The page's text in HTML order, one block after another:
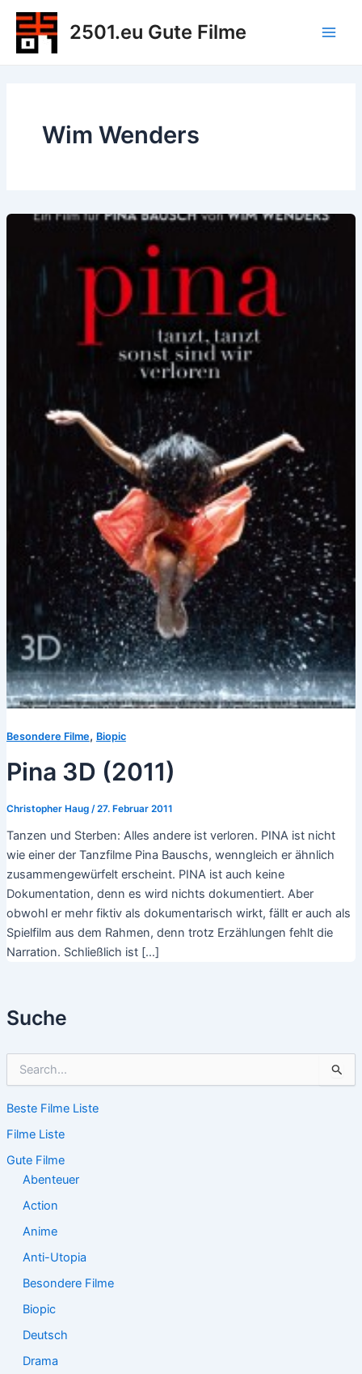
Zum
Inhalt
springen
2501.eu Gute Filme
Suche
h
n
n
Beste Filme Liste
Filme Liste
Gute Filme
Abenteuer
Action
Anime
Anti-Utopia
Besondere Filme
Biopic
Deutsch
Drama
Wim Wenders
Besondere Filme, Biopic
Pina 3D (2011)
Christopher Haug /27. Februar 2011
Tanzen und Sterben: Alles andere ist verloren. PINA ist nicht
wie einer der Tanzfilme Pina Bauschs, wenngleich er ähnlich
zusammengewürfelt erscheint. PINA ist auch keine
Dokumentation, denn es wird nichts dokumentiert. Aber
obwohl er mehr fiktiv als dokumentarisch wirkt, fällt er auch als
Spielfilm aus dem Rahmen, denn trotz Erzählungen fehlt die
Narration. Schließlich ist […]